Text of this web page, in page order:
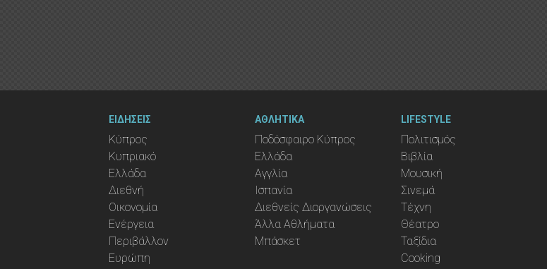
ΕΙΔΗΣΕΙΣ
Κύπρος
Κυπριακό
Ελλάδα
Διεθνή
Οικονομία
Ενέργεια
Περιβάλλον
Ευρώπη
ΑΘΛΗΤΙΚΑ
Ποδόσφαιρο Κύπρος
Ελλάδα
Αγγλία
Ισπανία
Διεθνείς Διοργανώσεις
Άλλα Αθλήματα
Μπάσκετ
LIFESTYLE
Πολιτισμός
Βιβλία
Μουσική
Σινεμά
Τέχνη
Θέατρο
Ταξίδια
Cooking